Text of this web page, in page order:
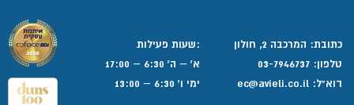
כתובת: המרכבה 2, חולון
טלפון: 03-7946737
דוא”ל:
:שעות פעילות
א' – ה' 6:30 – 17:00
ימי ו' 6:30 – 13:00